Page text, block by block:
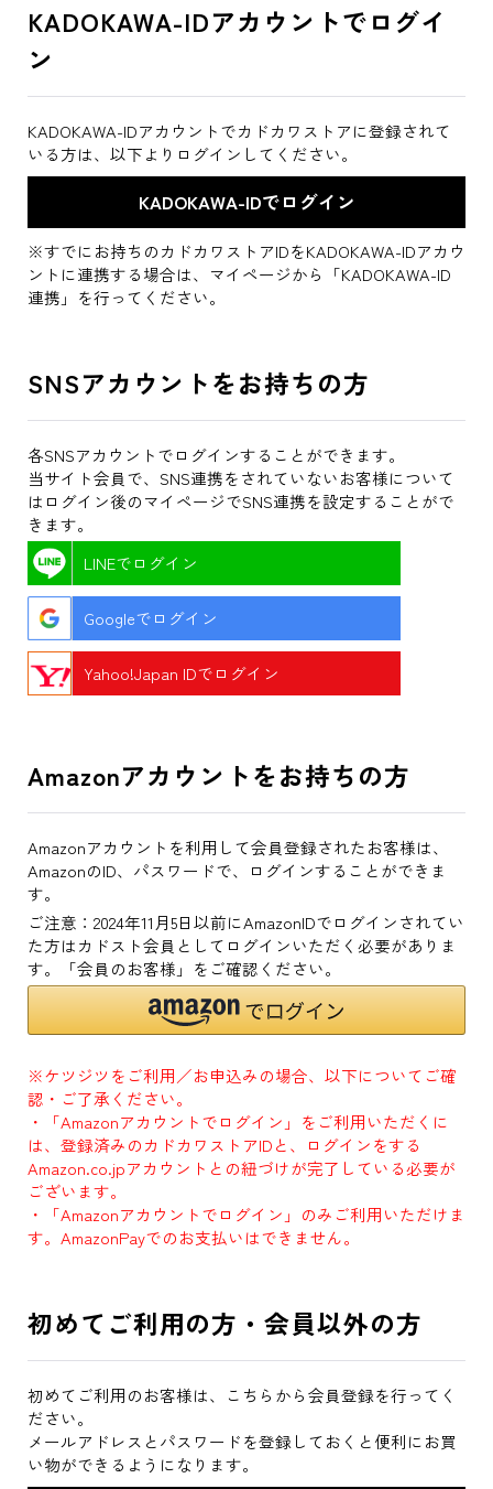
KADOKAWA-IDアカウントでログイ
ン
KADOKAWA-IDアカウントでカドカワストアに登録されて
いる方は、以下よりログインしてください。
※すでにお持ちのカドカワストアIDをKADOKAWA-IDアカウ
ントに連携する場合は、マイページから「KADOKAWA-ID
連携」を行ってください。
SNSアカウントをお持ちの方
各SNSアカウントでログインすることができます。
当サイト会員で、SNS連携をされていないお客様について
はログイン後のマイページでSNS連携を設定することがで
きます。
LINEでログイン
Googleでログイン
Yahoo!Japan IDでログイン
Amazonアカウントをお持ちの方
Amazonアカウントを利用して会員登録されたお客様は、
AmazonのID、パスワードで、ログインすることができま
す。
ご注意：2024年11月5日以前にAmazonIDでログインされてい
た方はカドスト会員としてログインいただく必要がありま
す。「会員のお客様」をご確認ください。
※ケツジツをご利用／お申込みの場合、以下についてご確
認・ご了承ください。
・「Amazonアカウントでログイン」をご利用いただくに
は、登録済みのカドカワストアIDと、ログインをする
Amazon.co.jpアカウントとの紐づけが完了している必要が
ございます。
・「Amazonアカウントでログイン」のみご利用いただけま
す。AmazonPayでのお支払いはできません。
初めてご利用の方・会員以外の方
初めてご利用のお客様は、こちらから会員登録を行ってく
ださい。
メールアドレスとパスワードを登録しておくと便利にお買
い物ができるようになります。